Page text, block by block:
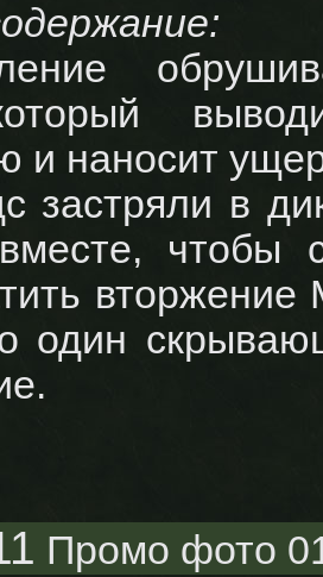
и наносит
застряли в
чтобы
один
Промо фото